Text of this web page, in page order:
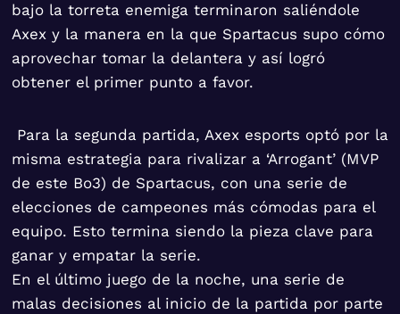
bajo la torreta enemiga terminaron saliéndole
Axex y la manera en la que Spartacus supo cómo
aprovechar tomar la delantera y así logró
obtener el primer punto a favor.
Para la segunda partida, Axex esports optó por la
misma estrategia para rivalizar a ‘Arrogant’ (MVP
de este Bo3) de Spartacus, con una serie de
elecciones de campeones más cómodas para el
equipo. Esto termina siendo la pieza clave para
ganar y empatar la serie.
En el último juego de la noche, una serie de
malas decisiones al inicio de la partida por parte